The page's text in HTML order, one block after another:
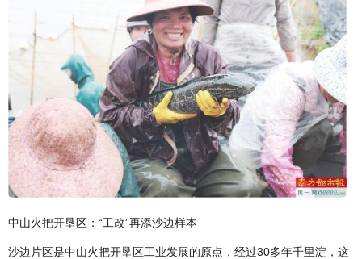
中山火把开垦区：“工改”再添沙边样本
沙边片区是中山火把开垦区工业发展的原点，经过30多年千里淀，这